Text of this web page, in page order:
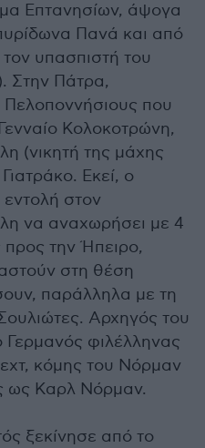
Επτανησίων, άψογα
Πανά και από
υπασπιστή του
Στην Πάτρα,
που
Κολοκοτρώνη,
(νικητή της μάχης
Εκεί, ο
στον
να αναχωρήσει με 4
προς την Ήπειρο,
στη θέση
παράλληλα με τη
Αρχηγός του
Γερμανός φιλέλληνας
κόμης του Νόρμαν
ως Καρλ Νόρμαν.
ξεκίνησε από το